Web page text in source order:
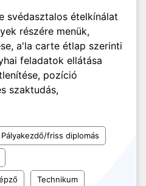
svédasztalos ételkínálat
részére menük,
a'la carte étlap szerinti
feladatok ellátása
pozíció
szaktudás,
Pályakezdő/friss diplomás
Technikum